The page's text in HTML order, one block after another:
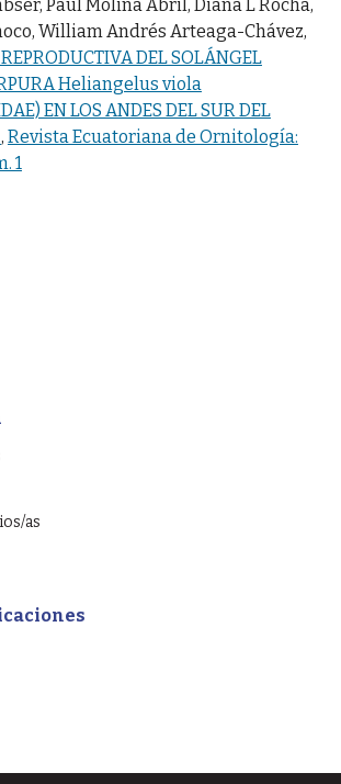
Paul Molina Abril, Diana L Rocha,
William Andrés Arteaga-Chávez,
DEL SOLÁNGEL
Heliangelus viola
EN LOS ANDES DEL SUR DEL
, Revista Ecuatoriana de Ornitología:
1
as